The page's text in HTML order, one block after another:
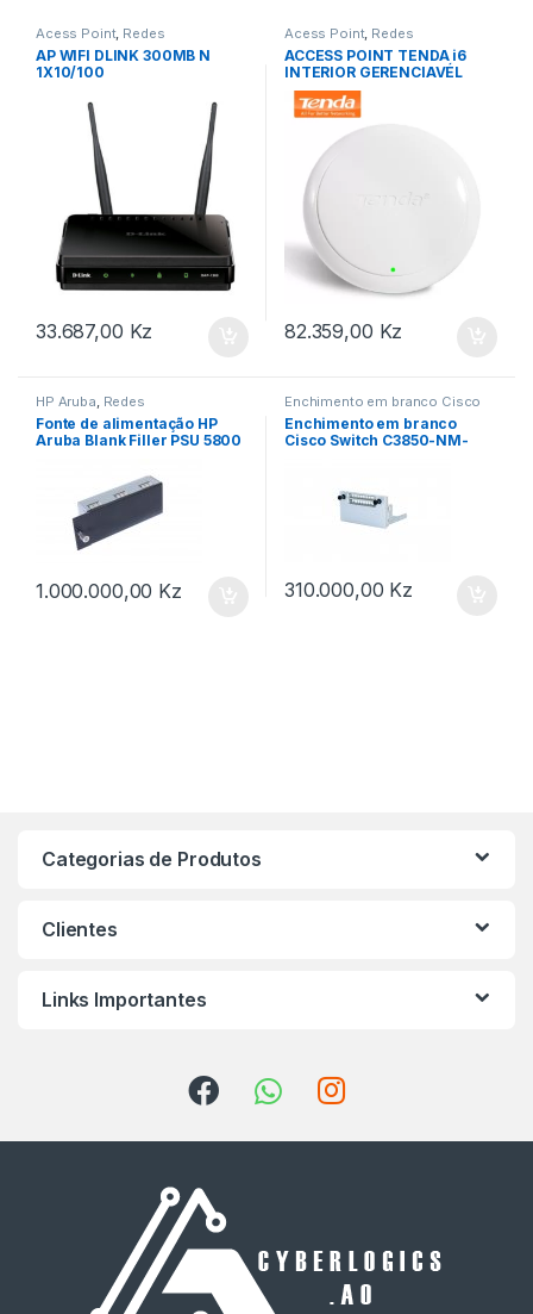
Acess Point, Redes
AP WIFI DLINK 300MB N
1X10/100
33.687,00 Kz
Acess Point, Redes
ACCESS POINT TENDA i6
INTERIOR GERENCIAVÉL
82.359,00 Kz
HP Aruba, Redes
Fonte de alimentação HP
Aruba Blank Filler PSU 5800
1.000.000,00 Kz
Enchimento em branco Cisco
Switch Redes
Enchimento em branco
Cisco Switch C3850-NM-
310.000,00 Kz
Categorias de Produtos
Clientes
Links Importantes